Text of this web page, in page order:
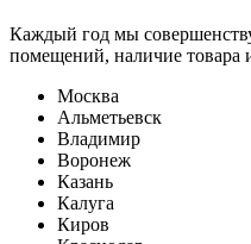
Каждый год мы
помещений, наличие товара
Москва
Альметьевск
Владимир
Воронеж
Казань
Калуга
Киров